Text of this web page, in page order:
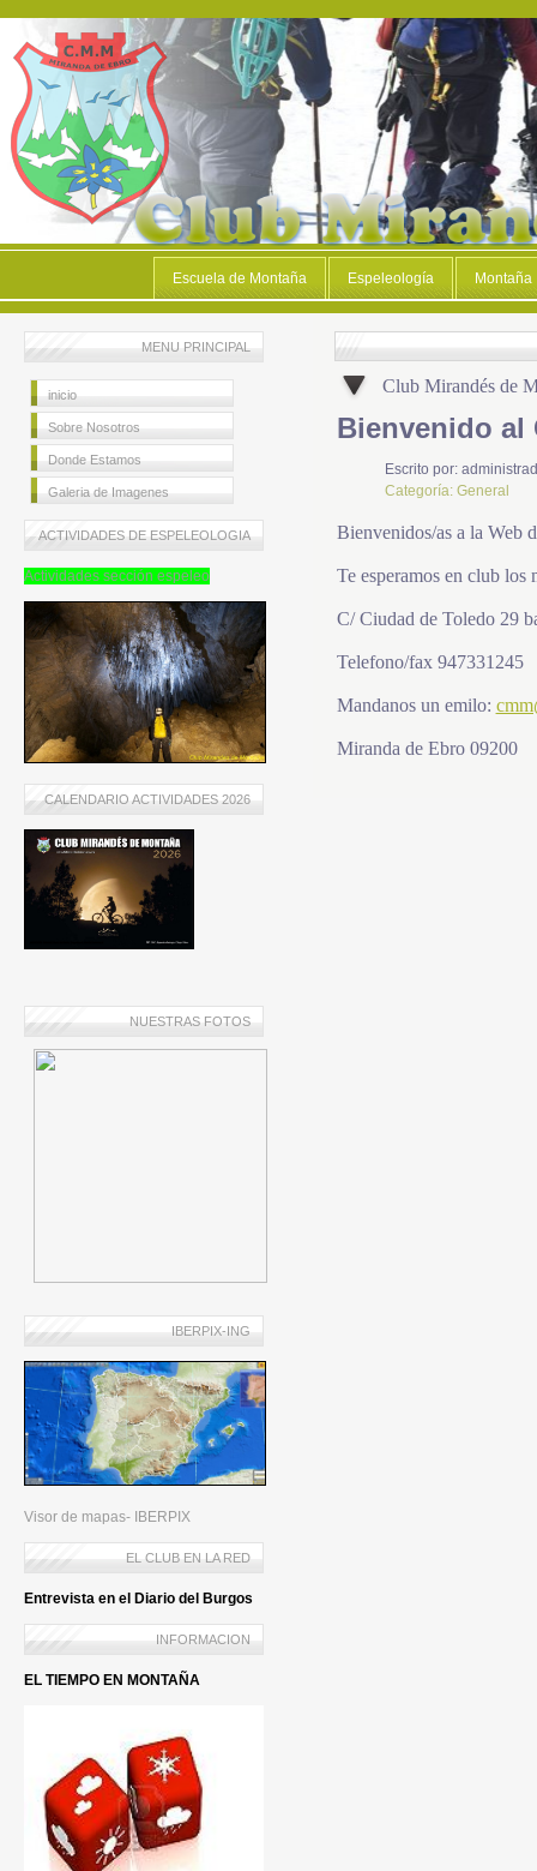
Escuela de Montaña Espeleología Montaña
Club Mirandés de
Bienvenido al
Escrito por:
Categoría: General
Bienvenidos/as a la Web
Te esperamos en club los
C/ Ciudad de Toledo 29
Telefono/fax 947331245
Mandanos un emilo:
Miranda de Ebro 09200
MENU PRINCIPAL
inicio
Sobre Nosotros
Donde Estamos
Galeria de Imagenes
ACTIVIDADES DE ESPELEOLOGIA
Actividades sección espeleo
CALENDARIO ACTIVIDADES 2026
NUESTRAS FOTOS
IBERPIX-ING
Visor de mapas- IBERPIX
EL CLUB EN LA RED
Entrevista en el Diario del Burgos
INFORMACION
EL TIEMPO EN MONTAÑA